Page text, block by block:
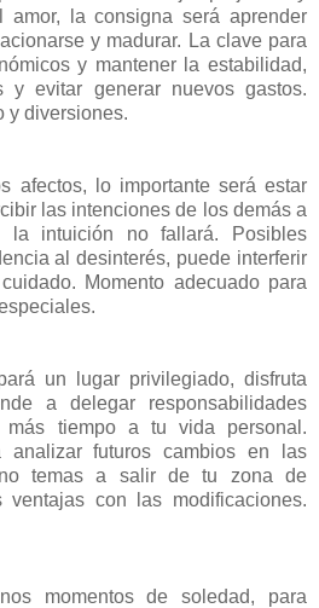
la consigna será aprender
y madurar. La clave para
y mantener la estabilidad,
y evitar generar nuevos gastos.
y diversiones.
afectos, lo importante será estar
las intenciones de los demás a
la intuición no fallará. Posibles
al desinterés, puede interferir
Momento adecuado para
un lugar privilegiado, disfruta
a delegar responsabilidades
más tiempo a tu vida personal.
analizar futuros cambios en las
no temas a salir de tu zona de
ventajas con las modificaciones.
momentos de soledad, para